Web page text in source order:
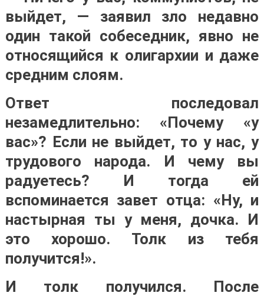
выйдет, — заявил зло недавно
один такой собеседник, явно не
относящийся к олигархии и даже
средним слоям.
Ответ последовал
незамедлительно: «Почему «у
вас»? Если не выйдет, то у нас, у
трудового народа. И чему вы
радуетесь? И тогда ей
вспоминается завет отца: «Ну, и
настырная ты у меня, дочка. И
это хорошо. Толк из тебя
получится!».
И толк получился. После